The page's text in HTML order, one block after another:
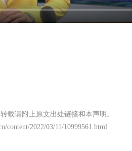
载请附上原文出处链接和本声明。
content/2022/03/11/10999561.html